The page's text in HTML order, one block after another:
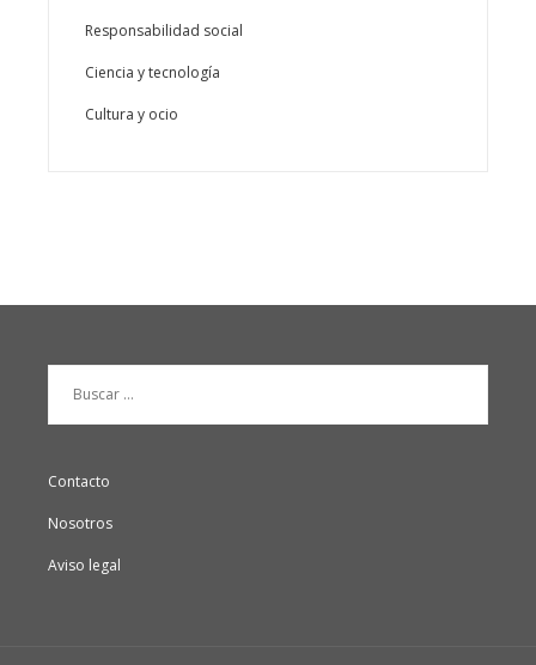
Responsabilidad social
Ciencia y tecnología
Cultura y ocio
Contacto
Nosotros
Aviso legal